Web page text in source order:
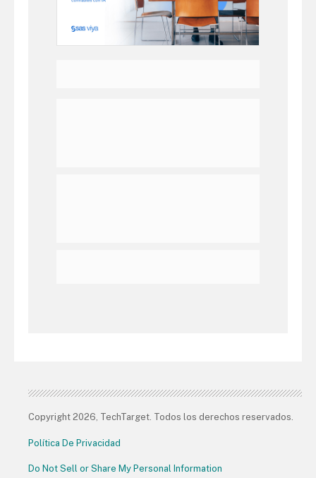
Copyright 2026, TechTarget. Todos los derechos reservados.
Política De Privacidad
Do Not Sell or Share My Personal Information